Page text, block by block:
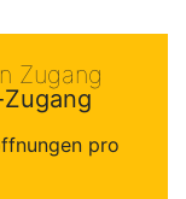
Zugang
pro